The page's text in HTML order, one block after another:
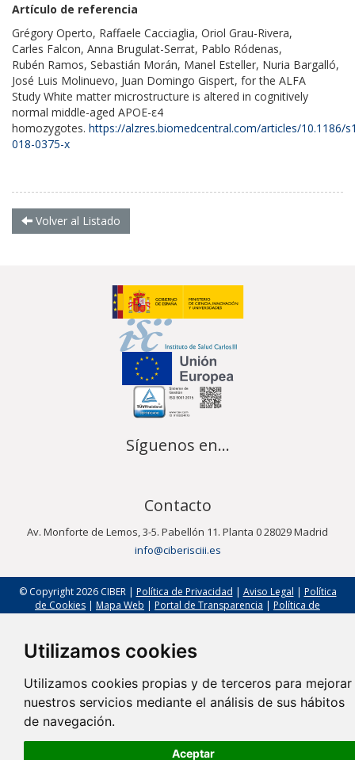
Utilizamos cookies
Utilizamos cookies propias y de terceros para mejorar
nuestros servicios mediante el análisis de sus hábitos
de navegación.
Aceptar
Artículo de referencia
Grégory Operto, Raffaele Cacciaglia, Oriol Grau-Rivera,
Carles Falcon, Anna Brugulat-Serrat, Pablo Ródenas,
Rubén Ramos, Sebastián Morán, Manel Esteller, Nuria Bargalló,
José Luis Molinuevo, Juan Domingo Gispert, for the ALFA
Study White matter microstructure is altered in cognitively
normal middle-aged APOE-ε4
homozygotes. https://alzres.biomedcentral.com/articles/10.1186/
018-0375-x
Volver al Listado
Síguenos en...
Contacto
Av. Monforte de Lemos, 3-5. Pabellón 11. Planta 0 28029 Madrid
info@ciberisciii.es
© Copyright 2026 CIBER | Política de Privacidad | Aviso Legal | Política
de Cookies | Mapa Web | Portal de Transparencia | Política de